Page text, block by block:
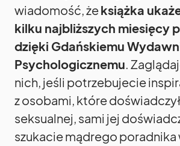
wiadomość, żeksiążka
kilku najbliższych miesięcy
dzięki Gdańskiemu
Psychologicznemu.
nich, jeśli potrzebujecie
z osobami, które
seksualnej, sami jej
szukacie mądrego poradnika